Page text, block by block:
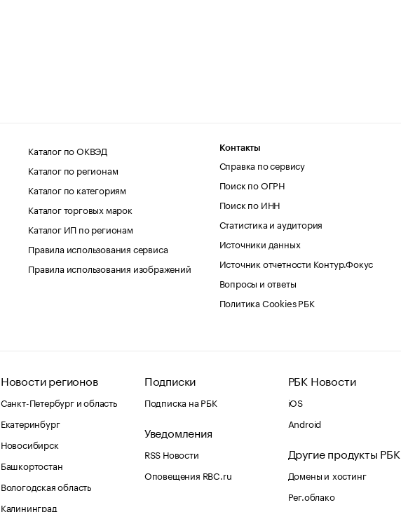
Каталог по ОКВЭД
Каталог по регионам
Каталог по категориям
Каталог торговых марок
Каталог ИП по регионам
Правила использования сервиса
Правила использования изображений
Контакты
Справка по сервису
Поиск по ОГРН
Поиск по ИНН
Статистика и аудитория
Источники данных
Источник отчетности Контур.Фокус
Вопросы и ответы
Политика Cookies РБК
Новости регионов
Санкт-Петербург и область
Екатеринбург
Новосибирск
Башкортостан
Вологодская область
Калининград
Подписки
Подписка на РБК
Уведомления
RSS Новости
Оповещения RBC.ru
РБК Новости
iOS
Android
Другие продукты РБК
Домены и хостинг
Рег.облако